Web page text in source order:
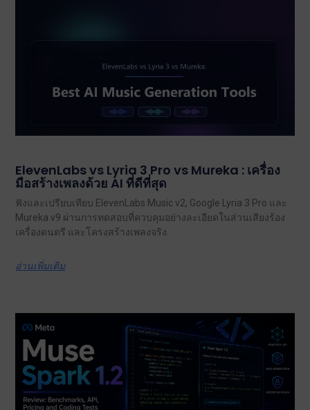
ElevenLabs vs Lyria 3 Pro vs Mureka : เครื่อง
มือสร้างเพลงด้วย AI ที่ดีที่สุด
ฟังและเปรียบเทียบ ElevenLabs Music v2, Google Lyria 3 Pro และ
Mureka v9 ผ่านการทดสอบที่ควบคุมอย่างละเอียดในส่วนเสียงร้อง
เครื่องดนตรี และโครงสร้างเพลงจริง.
อ่านเพิ่มเติม